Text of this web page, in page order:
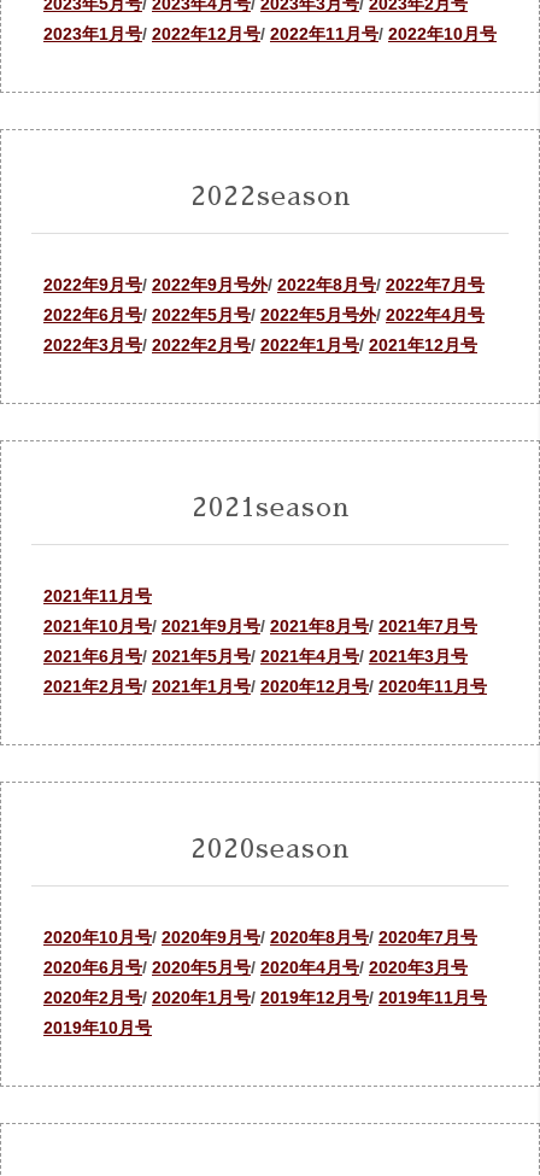
2023年1月号/ 2022年12月号/ 2022年11月号/ 2022年10月号
2022season
2022年9月号/ 2022年9月号外/ 2022年8月号/ 2022年7月号
2022年6月号/ 2022年5月号/ 2022年5月号外/ 2022年4月号
2022年3月号/ 2022年2月号/ 2022年1月号/ 2021年12月号
2021season
2021年11月号
2021年10月号/ 2021年9月号/ 2021年8月号/ 2021年7月号
2021年6月号/ 2021年5月号/ 2021年4月号/ 2021年3月号
2021年2月号/ 2021年1月号/ 2020年12月号/ 2020年11月号
2020season
2020年10月号/ 2020年9月号/ 2020年8月号/ 2020年7月号
2020年6月号/ 2020年5月号/ 2020年4月号/ 2020年3月号
2020年2月号/ 2020年1月号/ 2019年12月号/ 2019年11月号
2019年10月号